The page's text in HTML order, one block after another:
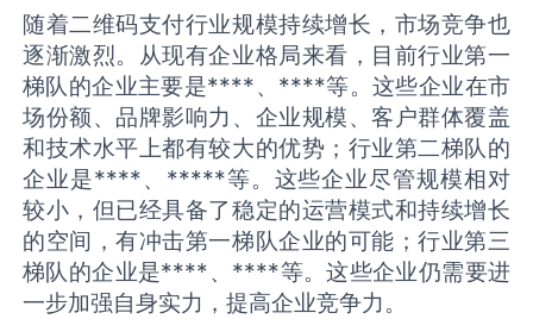
随着二维码支付行业规模持续增长，市场竞争也
逐渐激烈。从现有企业格局来看，目前行业第一
梯队的企业主要是****、****等。这些企业在市
场份额、品牌影响力、企业规模、客户群体覆盖
和技术水平上都有较大的优势；行业第二梯队的
企业是****、*****等。这些企业尽管规模相对
较小，但已经具备了稳定的运营模式和持续增长
的空间，有冲击第一梯队企业的可能；行业第三
梯队的企业是****、****等。这些企业仍需要进
一步加强自身实力，提高企业竞争力。